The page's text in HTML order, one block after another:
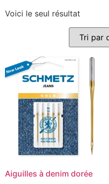
Voici le seul résultat
Aiguilles à denim dorée